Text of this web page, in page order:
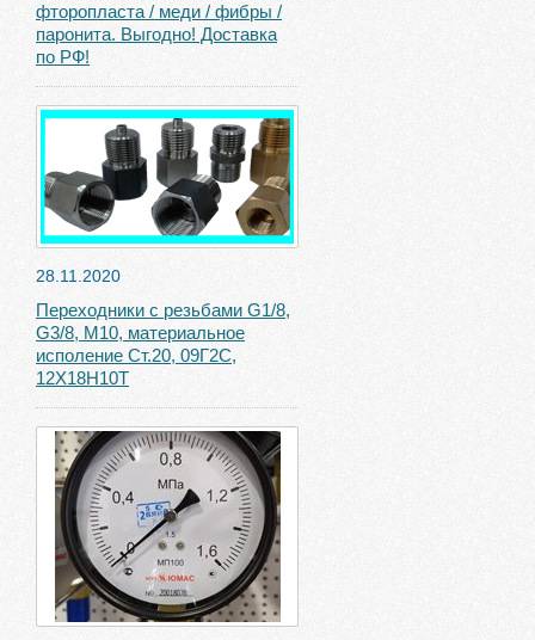
фторопласта / меди / фибры /
паронита. Выгодно! Доставка
по РФ!
28.11.2020
Переходники с резьбами G1/8,
G3/8, М10, материальное
исполение Ст.20, 09Г2С,
12Х18Н10Т